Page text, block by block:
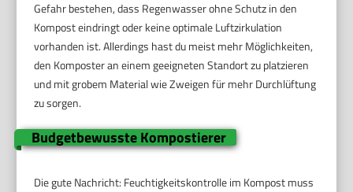
Gefahr bestehen, dass Regenwasser ohne Schutz in den
Kompost eindringt oder keine optimale Luftzirkulation
vorhanden ist. Allerdings hast du meist mehr Möglichkeiten,
den Komposter an einem geeigneten Standort zu platzieren
und mit grobem Material wie Zweigen für mehr Durchlüftung
zu sorgen.
Budgetbewusste Kompostierer
Die gute Nachricht: Feuchtigkeitskontrolle im Kompost muss